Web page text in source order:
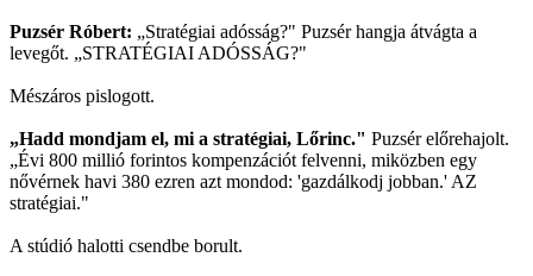
Puzsér Róbert: „Stratégiai adósság?" Puzsér hangja átvágta a
levegőt. „STRATÉGIAI ADÓSSÁG?"
Mészáros pislogott.
„Hadd mondjam el, mi a stratégiai, Lőrinc." Puzsér előrehajolt.
„Évi 800 millió forintos kompenzációt felvenni, miközben egy
nővérnek havi 380 ezren azt mondod: 'gazdálkodj jobban.' AZ
stratégiai."
A stúdió halotti csendbe borult.